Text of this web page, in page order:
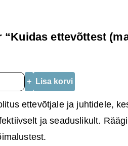
“Kuidas ettevõttest
+ Lisa korvi
ettevõtjale ja juhtidele,
ja seaduslikult.